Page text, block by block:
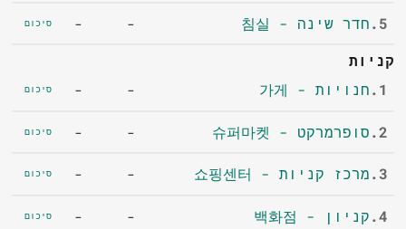
5. חדר שינה - 침실 -
- סיכום
קניות
1. חנויות - 가게 -
- סיכום
2. סופרמרקט - 슈퍼마켓 -
- סיכום
3. מרכז קניות - 쇼핑센터 -
- סיכום
4. קניון - 백화점 -
- סיכום